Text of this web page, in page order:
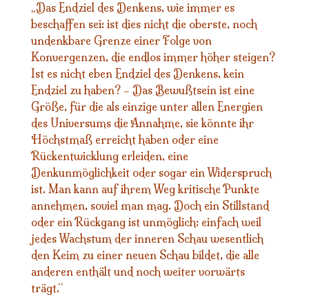
„Das Endziel des Denkens, wie immer es
beschaffen sei: ist dies nicht die oberste, noch
undenkbare Grenze einer Folge von
Konvergenzen, die endlos immer höher steigen?
Ist es nicht eben Endziel des Denkens, kein
Endziel zu haben? – Das Bewußtsein ist eine
Größe, für die als einzige unter allen Energien
des Universums die Annahme, sie könnte ihr
Höchstmaß erreicht haben oder eine
Rückentwicklung erleiden, eine
Denkunmöglichkeit oder sogar ein Widerspruch
ist. Man kann auf ihrem Weg kritische Punkte
annehmen, soviel man mag. Doch ein Stillstand
oder ein Rückgang ist unmöglich: einfach weil
jedes Wachstum der inneren Schau wesentlich
den Keim zu einer neuen Schau bildet, die alle
anderen enthält und noch weiter vorwärts
trägt.“